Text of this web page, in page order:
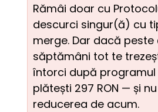
Rămâi doar cu
descurci singur(ă) cu
merge. Dar dacă
săptămâni tot te
întorci după
plătești 297 RON — și
reducerea de acum.